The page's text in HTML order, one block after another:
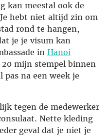
kan meestal ook de
hebt niet altijd zin om
rond te hangen,
je je visum kan
in Hanoi
mijn stempel binnen
na een week je
tegen de medewerker
Nette kleding
geval dat je niet je